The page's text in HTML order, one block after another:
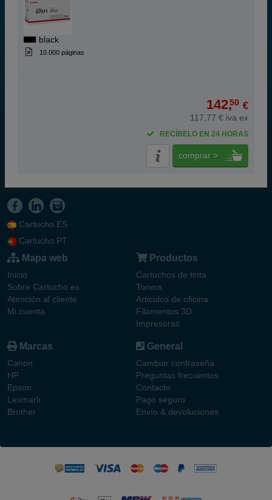
black
10.000 páginas
142,50 €
117,77 € iva ex
RECÍBELO EN 24 HORAS
comprar >
Cartucho.ES
Cartucho.PT
Mapa web
Inicio
Sobre Cartucho.es
Atención al cliente
Mi cuenta
Productos
Cartuchos de tinta
Toners
Articulos de oficina
Filamentos 3D
Impresoras
Marcas
Canon
HP
Epson
Lexmark
Brother
General
Cambiar contraseña
Preguntas frecuentes
Contacto
Pago seguro
Envío & devoluciones